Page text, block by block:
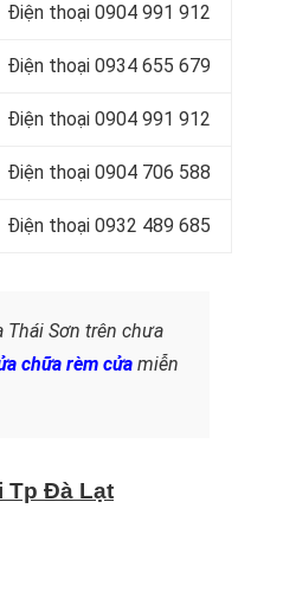
Điện thoại 0904 991 912
Điện thoại 0934 655 679
Điện thoại 0904 991 912
Điện thoại 0904 706 588
Điện thoại 0932 489 685
Thái Sơn trên chưa
chữa rèm cửamiễn
Tp Đà Lạt